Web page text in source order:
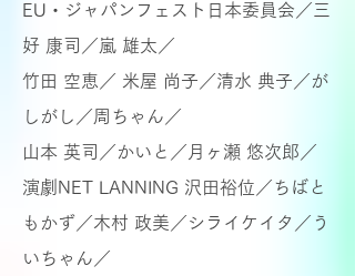
EU・ジャパンフェスト日本委員会／ 三
好 康司／嵐 雄太／
竹田 空恵／ 米屋 尚子／清水 典子／ が
しがし／周ちゃん／
山本 英司／かいと／ 月ヶ瀬 悠次郎／
演劇NET LANNING 沢田裕位／ちばと
もかず／木村 政美／ シライケイタ／う
いちゃん／